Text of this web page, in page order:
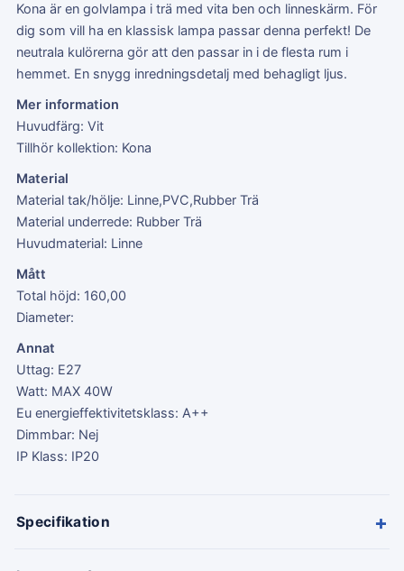
Kona är en golvlampa i trä med vita ben och linneskärm. För
dig som vill ha en klassisk lampa passar denna perfekt! De
neutrala kulörerna gör att den passar in i de flesta rum i
hemmet. En snygg inredningsdetalj med behagligt ljus.
Mer information
Huvudfärg: Vit
Tillhör kollektion: Kona
Material
Material tak/hölje: Linne,PVC,Rubber Trä
Material underrede: Rubber Trä
Huvudmaterial: Linne
Mått
Total höjd: 160,00
Diameter:
Annat
Uttag: E27
Watt: MAX 40W
Eu energieffektivitetsklass: A++
Dimmbar: Nej
IP Klass: IP20
Specifikation +